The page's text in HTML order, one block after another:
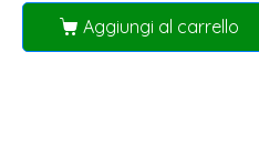
Aggiungi al carrello